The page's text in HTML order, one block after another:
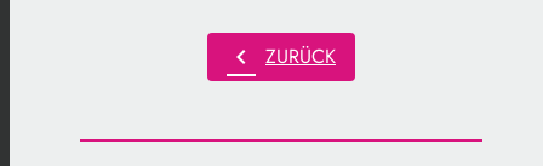
chevron_left ZURÜCK